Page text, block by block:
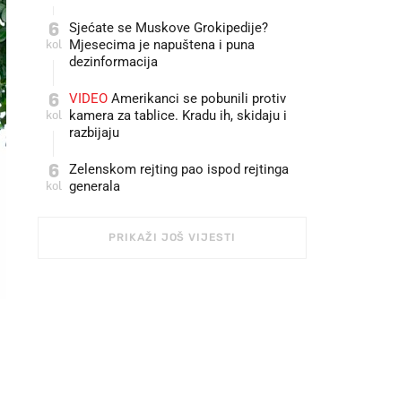
6
kol
Sjećate se Muskove Grokipedije?
Mjesecima je napuštena i puna
dezinformacija
6
kol
VIDEO Amerikanci se pobunili protiv
kamera za tablice. Kradu ih, skidaju i
razbijaju
6
kol
Zelenskom rejting pao ispod rejtinga
generala
PRIKAŽI JOŠ VIJESTI